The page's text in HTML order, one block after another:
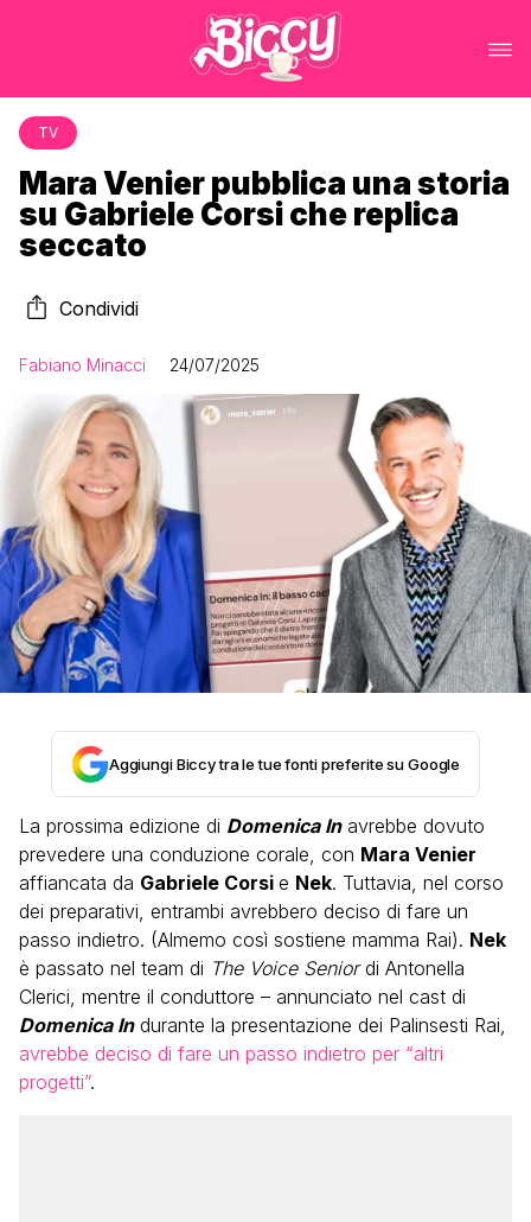
TV
Mara Venier pubblica una storia
su Gabriele Corsi che replica
seccato
Condividi
Fabiano Minacci 24/07/2025
Aggiungi Biccy tra le tue fonti preferite su Google
La prossima edizione di Domenica Inavrebbe dovuto
prevedere una conduzione corale, con Mara Venier
affiancata da Gabriele Corsi e Nek. Tuttavia, nel corso
dei preparativi, entrambi avrebbero deciso di fare un
passo indietro. (Almemo così sostiene mamma Rai). Nek
è passato nel team di The Voice Seniordi Antonella
Clerici, mentre il conduttore – annunciato nel cast di
Domenica Indurante la presentazione dei Palinsesti Rai,
avrebbe deciso di fare un passo indietro per “altri
progetti”.